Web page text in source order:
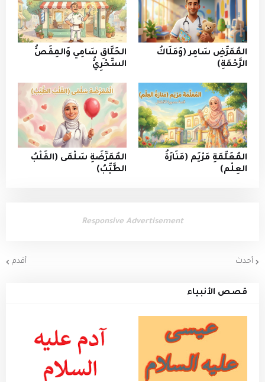
المُمَرِّضِ سَامِر (وَمَلَاكُ
الرَّحْمَةِ)
الحَلَّاقِ سَامِي وَالمِقَصُّ
السِّحْرِيُّ
المُعَلِّمَةِ مَرْيَم (مَنَارَةُ
العِلْم)
المُمَرِّضَةِ سَلْمَى (القَلْبُ
الطَّيِّبُ)
Responsive Advertisement
أحدث أقدم
قصص الأنبياء